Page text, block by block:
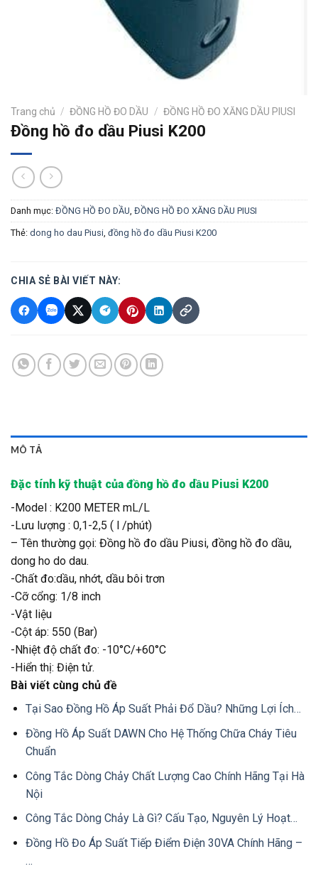
Trang chủ / ĐỒNG HỒ ĐO DẦU / ĐỒNG HỒ ĐO XĂNG DẦU PIUSI
Đồng hồ đo dầu Piusi K200
Danh mục: ĐỒNG HỒ ĐO DẦU, ĐỒNG HỒ ĐO XĂNG DẦU PIUSI
Thẻ: dong ho dau Piusi, đồng hồ đo dầu Piusi K200
CHIA SẺ BÀI VIẾT NÀY:
MÔ TẢ
Đặc tính kỹ thuật của đồng hồ đo dầu Piusi K200
-Model : K200 METER mL/L
-Lưu lượng : 0,1-2,5 ( l /phút)
– Tên thường gọi: Đồng hồ đo dầu Piusi, đồng hồ đo dầu,
dong ho do dau.
-Chất đo:dầu, nhớt, dầu bôi trơn
-Cỡ cổng: 1/8 inch
-Vật liệu
-Cột áp: 550 (Bar)
-Nhiệt độ chất đo: -10°C/+60°C
-Hiển thị: Điện tử.
Bài viết cùng chủ đề
Tại Sao Đồng Hồ Áp Suất Phải Đổ Dầu? Những Lợi Ích…
Đồng Hồ Áp Suất DAWN Cho Hệ Thống Chữa Cháy Tiêu
Chuẩn
Công Tắc Dòng Chảy Chất Lượng Cao Chính Hãng Tại Hà
Nội
Công Tắc Dòng Chảy Là Gì? Cấu Tạo, Nguyên Lý Hoạt…
Đồng Hồ Đo Áp Suất Tiếp Điểm Điện 30VA Chính Hãng –
…